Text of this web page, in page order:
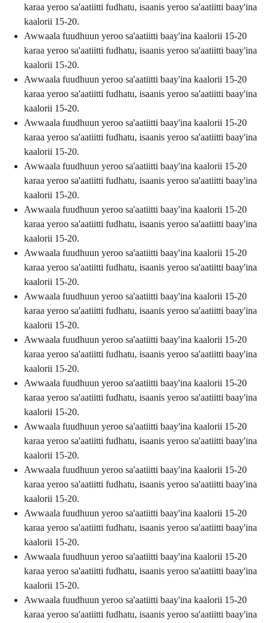
karaa yeroo sa'aatiitti fudhatu, isaanis yeroo sa'aatiitti baay'ina
kaalorii 15-20.
Awwaala fuudhuun yeroo sa'aatiitti baay'ina kaalorii 15-20
karaa yeroo sa'aatiitti fudhatu, isaanis yeroo sa'aatiitti baay'ina
kaalorii 15-20.
Awwaala fuudhuun yeroo sa'aatiitti baay'ina kaalorii 15-20
karaa yeroo sa'aatiitti fudhatu, isaanis yeroo sa'aatiitti baay'ina
kaalorii 15-20.
Awwaala fuudhuun yeroo sa'aatiitti baay'ina kaalorii 15-20
karaa yeroo sa'aatiitti fudhatu, isaanis yeroo sa'aatiitti baay'ina
kaalorii 15-20.
Awwaala fuudhuun yeroo sa'aatiitti baay'ina kaalorii 15-20
karaa yeroo sa'aatiitti fudhatu, isaanis yeroo sa'aatiitti baay'ina
kaalorii 15-20.
Awwaala fuudhuun yeroo sa'aatiitti baay'ina kaalorii 15-20
karaa yeroo sa'aatiitti fudhatu, isaanis yeroo sa'aatiitti baay'ina
kaalorii 15-20.
Awwaala fuudhuun yeroo sa'aatiitti baay'ina kaalorii 15-20
karaa yeroo sa'aatiitti fudhatu, isaanis yeroo sa'aatiitti baay'ina
kaalorii 15-20.
Awwaala fuudhuun yeroo sa'aatiitti baay'ina kaalorii 15-20
karaa yeroo sa'aatiitti fudhatu, isaanis yeroo sa'aatiitti baay'ina
kaalorii 15-20.
Awwaala fuudhuun yeroo sa'aatiitti baay'ina kaalorii 15-20
karaa yeroo sa'aatiitti fudhatu, isaanis yeroo sa'aatiitti baay'ina
kaalorii 15-20.
Awwaala fuudhuun yeroo sa'aatiitti baay'ina kaalorii 15-20
karaa yeroo sa'aatiitti fudhatu, isaanis yeroo sa'aatiitti baay'ina
kaalorii 15-20.
Awwaala fuudhuun yeroo sa'aatiitti baay'ina kaalorii 15-20
karaa yeroo sa'aatiitti fudhatu, isaanis yeroo sa'aatiitti baay'ina
kaalorii 15-20.
Awwaala fuudhuun yeroo sa'aatiitti baay'ina kaalorii 15-20
karaa yeroo sa'aatiitti fudhatu, isaanis yeroo sa'aatiitti baay'ina
kaalorii 15-20.
Awwaala fuudhuun yeroo sa'aatiitti baay'ina kaalorii 15-20
karaa yeroo sa'aatiitti fudhatu, isaanis yeroo sa'aatiitti baay'ina
kaalorii 15-20.
Awwaala fuudhuun yeroo sa'aatiitti baay'ina kaalorii 15-20
karaa yeroo sa'aatiitti fudhatu, isaanis yeroo sa'aatiitti baay'ina
kaalorii 15-20.
Awwaala fuudhuun yeroo sa'aatiitti baay'ina kaalorii 15-20
karaa yeroo sa'aatiitti fudhatu, isaanis yeroo sa'aatiitti baay'ina